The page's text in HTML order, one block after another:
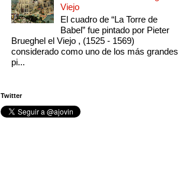
Viejo
El cuadro de “La Torre de
Babel” fue pintado por Pieter
Brueghel el Viejo , (1525 - 1569)
considerado como uno de los más grandes
pi...
Twitter